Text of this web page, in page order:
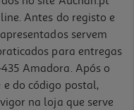
Antes do registo e
servem
para entregas
Amadora. Após o
do código postal,
na loja que serve